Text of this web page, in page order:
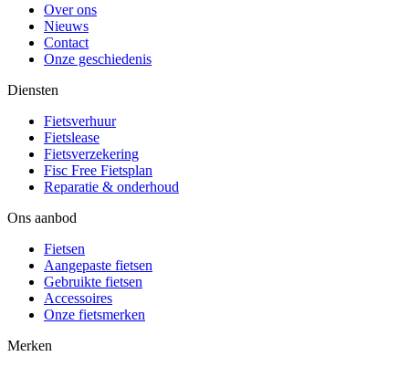
Over ons
Nieuws
Contact
Onze geschiedenis
Diensten
Fietsverhuur
Fietslease
Fietsverzekering
Fisc Free Fietsplan
Reparatie & onderhoud
Ons aanbod
Fietsen
Aangepaste fietsen
Gebruikte fietsen
Accessoires
Onze fietsmerken
Merken